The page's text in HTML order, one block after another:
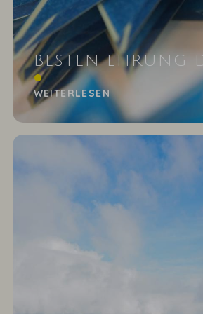
BESTEN EHRUNG
Wer erinnert sich an unser
WEITERLESEN